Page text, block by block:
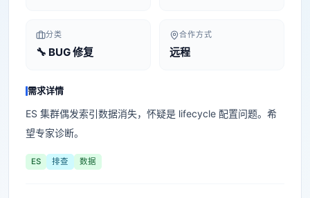
分类
🔧 BUG 修复
合作方式
远程
需求详情
ES 集群偶发索引数据消失，怀疑是 lifecycle 配置问题。希
望专家诊断。
ES 排查 数据